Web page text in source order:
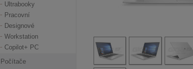
Ultrabooky
Pracovní
Designové
Workstation
Copilot+ PC
Počítače